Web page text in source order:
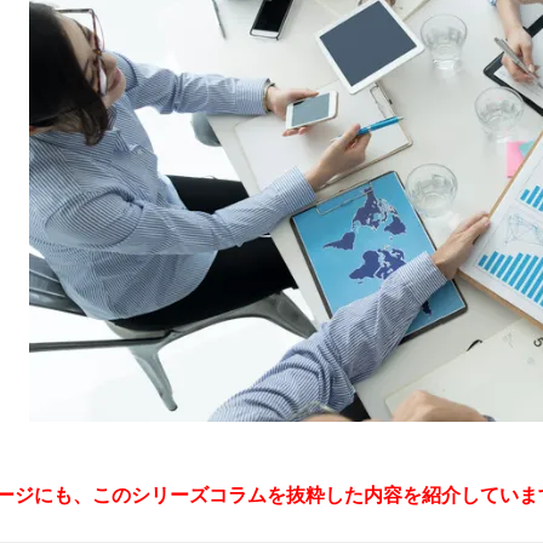
ジにも、このシリーズコラムを抜粋した内容を紹介してい